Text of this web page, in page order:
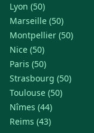
Lyon (50)
Marseille (50)
Montpellier (50)
Nice (50)
Paris (50)
Strasbourg (50)
Toulouse (50)
Nîmes (44)
Reims (43)